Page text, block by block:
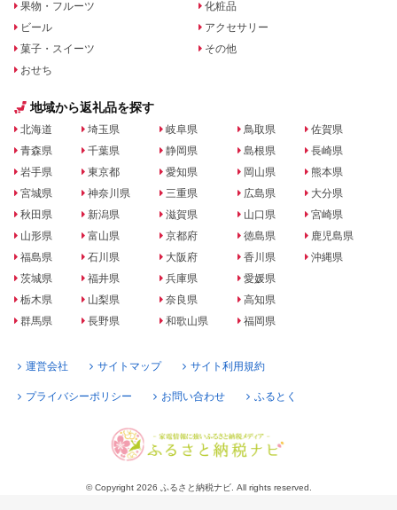
果物・フルーツ
ビール
菓子・スイーツ
おせち
化粧品
アクセサリー
その他
地域から返礼品を探す
北海道
青森県
岩手県
宮城県
秋田県
山形県
福島県
茨城県
栃木県
群馬県
埼玉県
千葉県
東京都
神奈川県
新潟県
富山県
石川県
福井県
山梨県
長野県
岐阜県
静岡県
愛知県
三重県
滋賀県
京都府
大阪府
兵庫県
奈良県
和歌山県
鳥取県
島根県
岡山県
広島県
山口県
徳島県
香川県
愛媛県
高知県
福岡県
佐賀県
長崎県
熊本県
大分県
宮崎県
鹿児島県
沖縄県
運営会社 サイトマップ サイト利用規約
プライバシーポリシー お問い合わせ ふるとく
© Copyright 2026 ふるさと納税ナビ. All rights reserved.